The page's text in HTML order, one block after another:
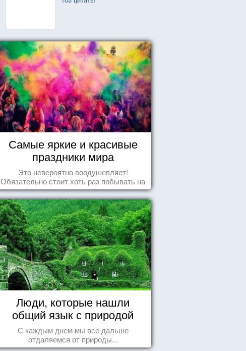
Самые яркие и красивые
праздники мира
Это невероятно воодушевляет!
Обязательно стоит хоть раз побывать на
подобных мероприятиях и получить
массу впечатлений!
Люди, которые нашли
общий язык с природой
С каждым днем мы все дальше
отдаляемся от природы...